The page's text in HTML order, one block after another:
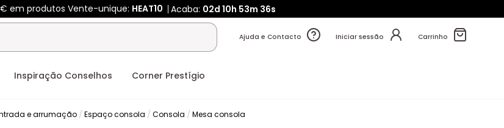
em produtos Vente-unique: HEAT10 Acaba: 02d 10h 53m 34s
Ajuda e Contacto Iniciar sessão Carrinho
Inspiração Conselhos Corner Prestígio
e arrumação Espaço consola Consola Mesa consola